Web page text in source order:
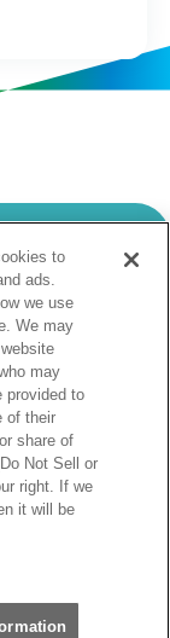
いて
社
グス株式会社
to
ads.
we use
We may
may
provided to
of their
share of
Not Sell or
right. If we
it will be